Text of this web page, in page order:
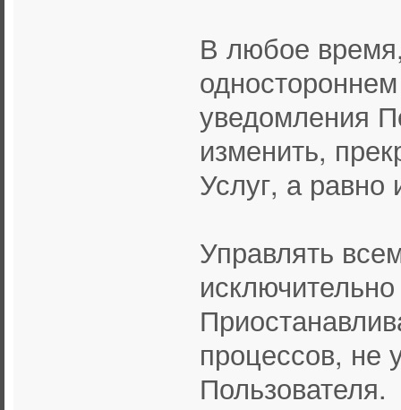
В любое
уведомления
изменить,
Услуг, а
Управлять
процессов, не
Пользователя.